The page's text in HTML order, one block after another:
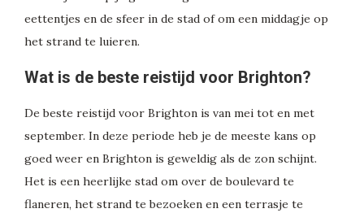
eettentjes en de sfeer in de stad of om een middagje op
het strand te luieren.
Wat is de beste reistijd voor Brighton?
De beste reistijd voor Brighton is van mei tot en met
september. In deze periode heb je de meeste kans op
goed weer en Brighton is geweldig als de zon schijnt.
Het is een heerlijke stad om over de boulevard te
flaneren, het strand te bezoeken en een terrasje te